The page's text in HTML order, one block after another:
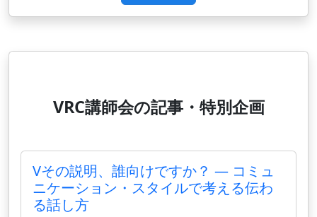
VRC講師会の記事・特別企画
Vその説明、誰向けですか？ ― コミュ
ニケーション・スタイルで考える伝わ
る話し方